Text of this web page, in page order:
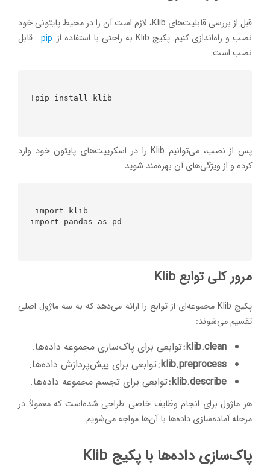
قبل از بررسی قابلیت‌های Klib، لازم است آن را در محیط پایتونی خود
نصب و راه‌اندازی کنیم. پکیج Klib به راحتی با استفاده از
pip
قابل
نصب است:
!pip install klib
پس از نصب، می‌توانیم Klib را در اسکریپت‌های پایتون خود وارد
کرده و از ویژگی‌های آن بهره‌مند شوید.
import pandas as pd
مرور کلی توابع Klib
پکیج Klib مجموعه‌ای از توابع را ارائه می‌دهد که به سه ماژول اصلی
تقسیم می‌شوند:
klib.clean : توابعی برای پاک‌سازی مجموعه داده‌ها.
klib.preprocess : توابعی برای پیش‌پردازش داده‌ها.
klib.describe : توابعی برای تجسم مجموعه داده‌ها.
هر ماژول برای انجام وظایف خاصی طراحی شده‌است که معمولاً در
مرحله آماده‌سازی داده‌ها با آن‌ها مواجه می‌شویم.
پاک‌سازی داده‌ها با پکیج Klib